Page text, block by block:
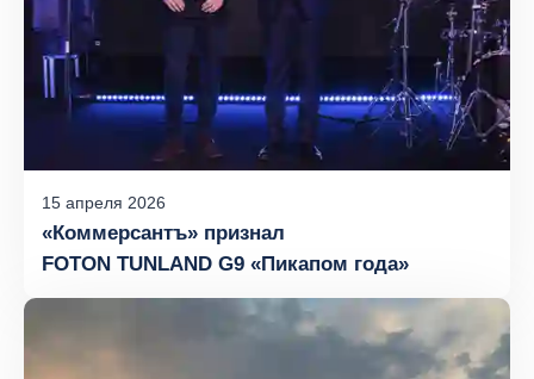
15 апреля 2026
«Коммерсантъ» признал
FOTON TUNLAND G9 «Пикапом года»